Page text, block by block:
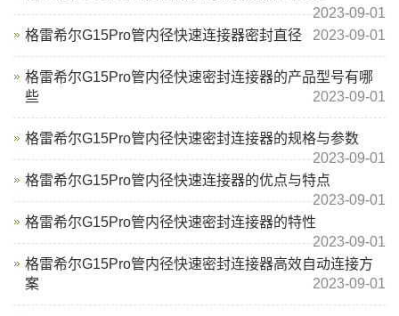
2023-09-01
格雷希尔G15Pro管内径快速连接器密封直径
2023-09-01
格雷希尔G15Pro管内径快速密封连接器的产品型号有哪
些
2023-09-01
格雷希尔G15Pro管内径快速密封连接器的规格与参数
2023-09-01
格雷希尔G15Pro管内径快速连接器的优点与特点
2023-09-01
格雷希尔G15Pro管内径快速密封连接器的特性
2023-09-01
格雷希尔G15Pro管内径快速密封连接器高效自动连接方
案
2023-09-01